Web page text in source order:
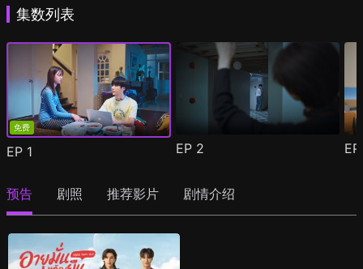
集数列表
免费
EP 1 EP 2
预告 剧照 推荐影片 剧情介绍